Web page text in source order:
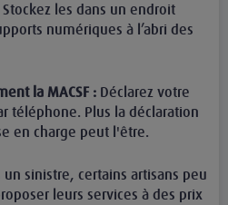
les dans un endroit
numériques à l’abri des
la MACSF : Déclarez votre
téléphone. Plus la déclaration
en charge peut l'être.
un sinistre, certains artisans peu
leurs services à des prix